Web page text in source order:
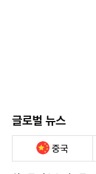
글로벌 뉴스
중국